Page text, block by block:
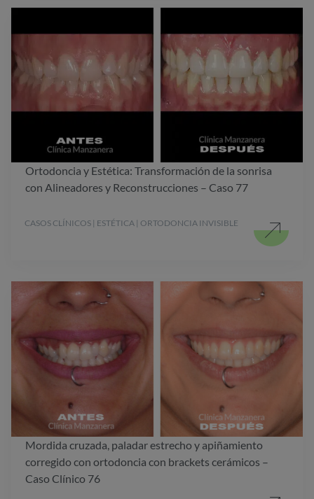
Ortodoncia y Estética: Transformación de la sonrisa
con Alineadores y Reconstrucciones – Caso 77
CASOS CLÍNICOS | ESTÉTICA | ORTODONCIA INVISIBLE
Mordida cruzada, paladar estrecho y apiñamiento
corregido con ortodoncia con brackets cerámicos –
Caso Clínico 76